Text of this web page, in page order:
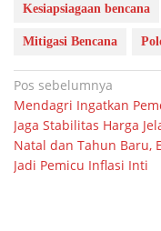
Kesiapsiagaan bencana
Mitigasi Bencana
Navigasi
pos
Pos sebelumnya
Mendagri Ingatkan
Jaga Stabilitas Harga
Natal dan Tahun Baru,
Jadi Pemicu Inflasi Inti